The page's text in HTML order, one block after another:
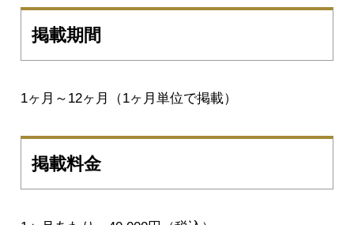
掲載期間
1ヶ月～12ヶ月（1ヶ月単位で掲載）
掲載料金